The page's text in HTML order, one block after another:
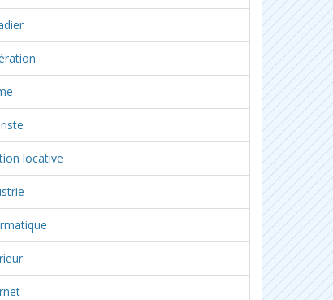
locative